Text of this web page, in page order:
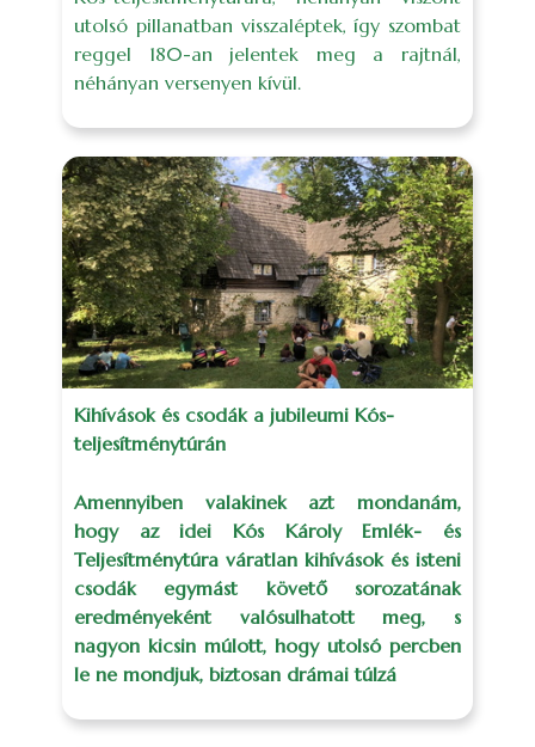
utolsó pillanatban visszaléptek, így szombat
reggel 180-an jelentek meg a rajtnál,
néhányan versenyen kívül.
Kihívások és csodák a jubileumi Kós-
teljesítménytúrán
Amennyiben valakinek azt mondanám,
hogy az idei Kós Károly Emlék- és
Teljesítménytúra váratlan kihívások és isteni
csodák egymást követő sorozatának
eredményeként valósulhatott meg, s
nagyon kicsin múlott, hogy utolsó percben
le ne mondjuk, biztosan drámai túlzá